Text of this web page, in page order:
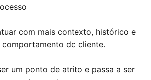
com mais contexto, histórico e
do cliente.
um ponto de atrito e passa a ser